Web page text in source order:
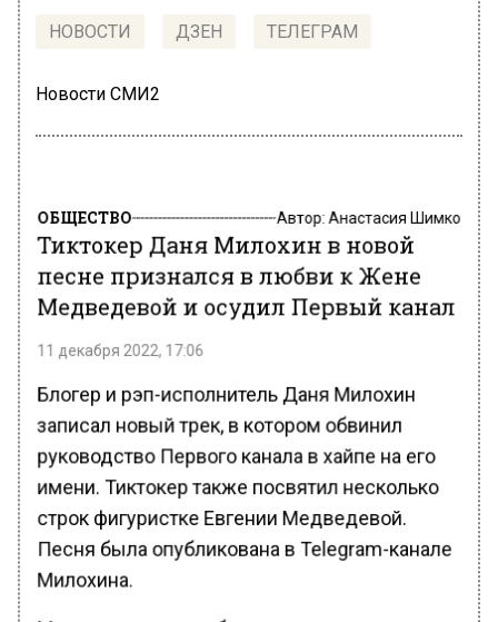
НОВОСТИ ДЗЕН ТЕЛЕГРАМ
Новости СМИ2
ОБЩЕСТВО Автор: Анастасия Шимко
Тиктокер Даня Милохин в новой
песне признался в любви к Жене
Медведевой и осудил Первый канал
11 декабря 2022, 17:06
Блогер и рэп-исполнитель Даня Милохин
записал новый трек, в котором обвинил
руководство Первого канала в хайпе на его
имени. Тиктокер также посвятил несколько
строк фигуристке Евгении Медведевой.
Песня была опубликована в Telegram-канале
Милохина.